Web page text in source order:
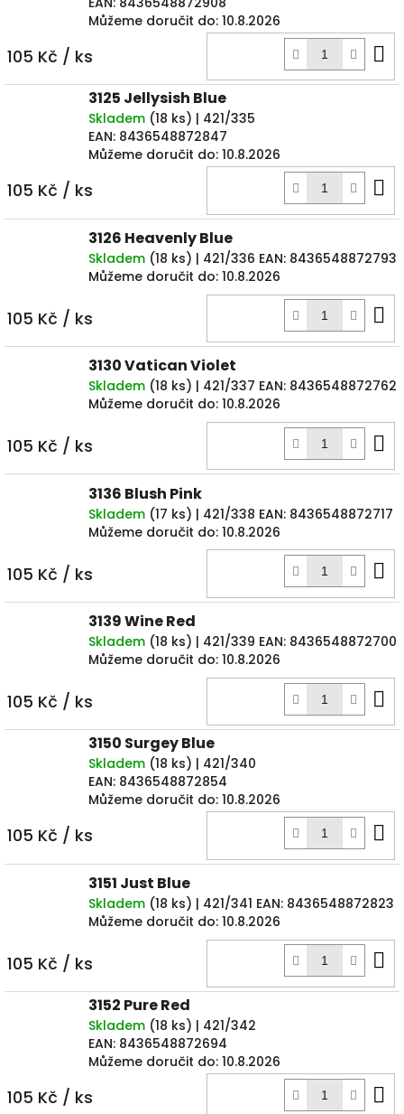
Můžeme doručit do: 10.8.2026
105 Kč / ks
3125 Jellysish Blue
Skladem (18 ks) | 421/335
EAN: 8436548872847
Můžeme doručit do: 10.8.2026
105 Kč / ks
3126 Heavenly Blue
Skladem (18 ks) | 421/336 EAN: 8436548872793
Můžeme doručit do: 10.8.2026
105 Kč / ks
3130 Vatican Violet
Skladem (18 ks) | 421/337 EAN: 8436548872762
Můžeme doručit do: 10.8.2026
105 Kč / ks
3136 Blush Pink
Skladem (17 ks) | 421/338 EAN: 8436548872717
Můžeme doručit do: 10.8.2026
105 Kč / ks
3139 Wine Red
Skladem (18 ks) | 421/339 EAN: 8436548872700
Můžeme doručit do: 10.8.2026
105 Kč / ks
3150 Surgey Blue
Skladem (18 ks) | 421/340
EAN: 8436548872854
Můžeme doručit do: 10.8.2026
105 Kč / ks
3151 Just Blue
Skladem (18 ks) | 421/341 EAN: 8436548872823
Můžeme doručit do: 10.8.2026
105 Kč / ks
3152 Pure Red
Skladem (18 ks) | 421/342
EAN: 8436548872694
Můžeme doručit do: 10.8.2026
105 Kč / ks